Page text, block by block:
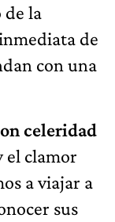
de la
de
con una
celeridad
el clamor
a viajar a
sus